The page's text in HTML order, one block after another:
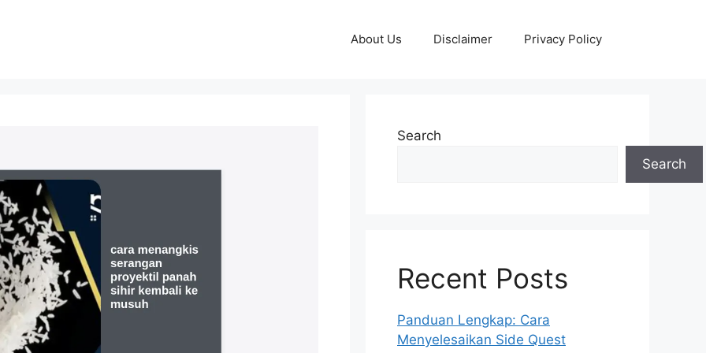
About Us Disclaimer Privacy Policy
Search
Search
Recent Posts
Panduan Lengkap: Cara
Menyelesaikan Side Quest